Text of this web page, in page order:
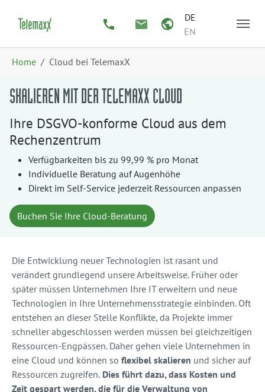
DE
EN
Home Cloud bei TelemaxX
SKALIEREN MIT DER TELEMAXX CLOUD
Ihre DSGVO-konforme Cloud aus dem
Rechenzentrum
Verfügbarkeiten bis zu 99,99 % pro Monat
Individuelle Beratung auf Augenhöhe
Direkt im Self-Service jederzeit Ressourcen anpassen
Buchen Sie Ihre Cloud-Beratung
Die Entwicklung neuer Technologien ist rasant und
verändert grundlegend unsere Arbeitsweise. Früher oder
später müssen Unternehmen Ihre IT erweitern und neue
Technologien in Ihre Unternehmensstrategie einbinden. Oft
entstehen an dieser Stelle Konflikte, da Projekte immer
schneller abgeschlossen werden müssen bei gleichzeitigen
Ressourcen-Engpässen. Daher gehen viele Unternehmen in
eine Cloud und können so flexibel skalieren und sicher auf
Ressourcen zugreifen. Dies führt dazu, dass Kosten und
Zeit gespart werden, die für die Verwaltung von